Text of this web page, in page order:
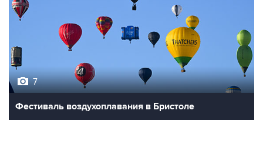
7
Фестиваль воздухоплавания в Бристоле